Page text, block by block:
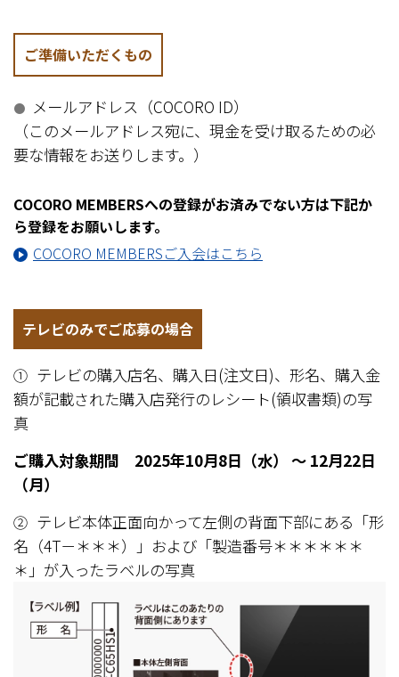
ご準備いただくもの
● メールアドレス（COCORO ID）
（このメールアドレス宛に、現金を受け取るための必
要な情報をお送りします。）
COCORO MEMBERSへの登録がお済みでない方は下記か
ら登録をお願いします。
COCORO MEMBERSご入会はこちら
テレビのみでご応募の場合
① テレビの購入店名、購入日(注文日)、形名、購入金
額が記載された購入店発行のレシート(領収書類)の写
真
ご購入対象期間 2025年10月8日（水） ～ 12月22日
（月）
② テレビ本体正面向かって左側の背面下部にある「形
名（4T－＊＊＊）」および「製造番号＊＊＊＊＊＊
＊」が入ったラベルの写真